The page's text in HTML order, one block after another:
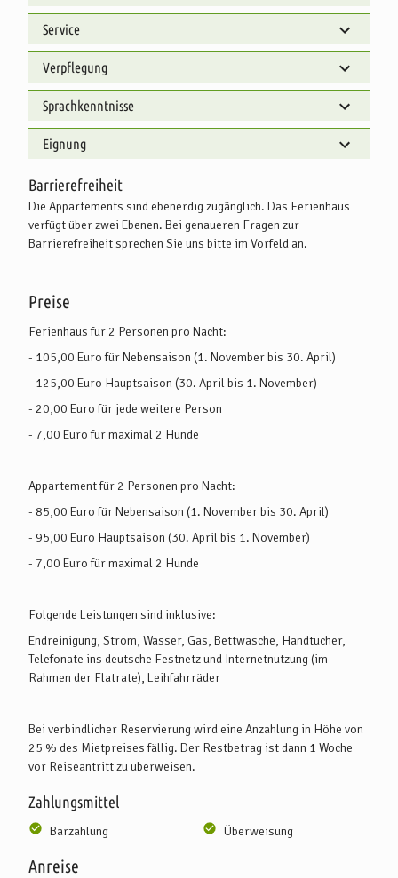
Service
Verpflegung
Sprachkenntnisse
Eignung
Barrierefreiheit
Die Appartements sind ebenerdig zugänglich. Das Ferienhaus
verfügt über zwei Ebenen. Bei genaueren Fragen zur
Barrierefreiheit sprechen Sie uns bitte im Vorfeld an.
Preise
Ferienhaus für 2 Personen pro Nacht:
- 105,00 Euro für Nebensaison (1. November bis 30. April)
- 125,00 Euro Hauptsaison (30. April bis 1. November)
- 20,00 Euro für jede weitere Person
- 7,00 Euro für maximal 2 Hunde
Appartement für 2 Personen pro Nacht:
- 85,00 Euro für Nebensaison (1. November bis 30. April)
- 95,00 Euro Hauptsaison (30. April bis 1. November)
- 7,00 Euro für maximal 2 Hunde
Folgende Leistungen sind inklusive:
Endreinigung, Strom, Wasser, Gas, Bettwäsche, Handtücher,
Telefonate ins deutsche Festnetz und Internetnutzung (im
Rahmen der Flatrate), Leihfahrräder
Bei verbindlicher Reservierung wird eine Anzahlung in Höhe von
25 % des Mietpreises fällig. Der Restbetrag ist dann 1 Woche
vor Reiseantritt zu überweisen.
Zahlungsmittel
Barzahlung Überweisung
Anreise